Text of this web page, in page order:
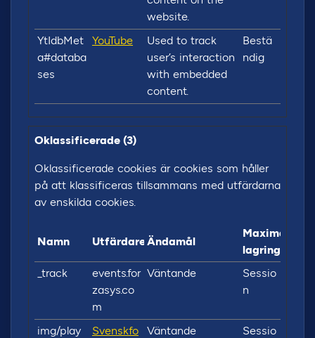
website.
YtIdbMet
a#databa
ses
YouTube
Used to track
user’s interaction
with embedded
content.
Bestä
ndig
Oklassificerade (3)
Oklassificerade cookies är cookies som håller
på att klassificeras tillsammans med utfärdarna
av enskilda cookies.
Namn Utfärdare Ändamål
Maximal
lagringstid
_track
events.for
zasys.co
m
Väntande
Sessio
n
img/play
Svenskfo
Väntande
Sessio